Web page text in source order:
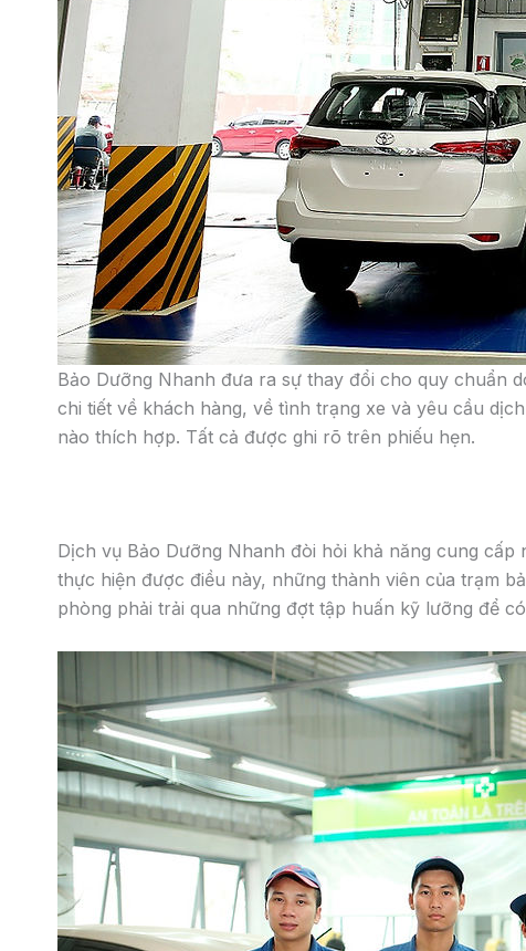
Để thực hiện được điều này, TBN đã đầu tư trang thiết
các động tác thừa của nhân viên kỹ thuật trong thao
liên tục thực hiện cải tiến thiết bị EM để tăng năng suất.